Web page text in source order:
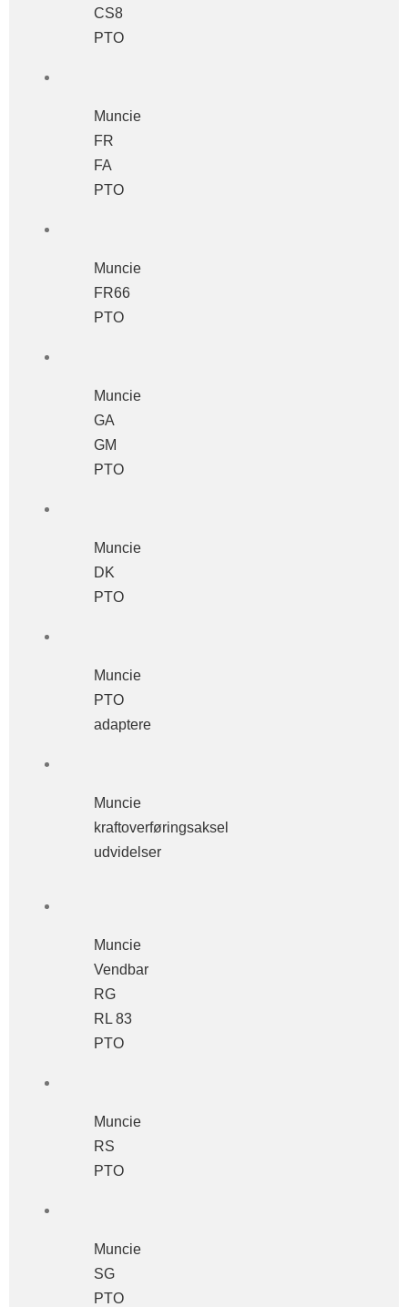
CS8
PTO
Muncie
FR
FA
PTO
Muncie
FR66
PTO
Muncie
GA
GM
PTO
Muncie
DK
PTO
Muncie
PTO
adaptere
Muncie
kraftoverføringsaksel
udvidelser
Muncie
Vendbar
RG
RL 83
PTO
Muncie
RS
PTO
Muncie
SG
PTO